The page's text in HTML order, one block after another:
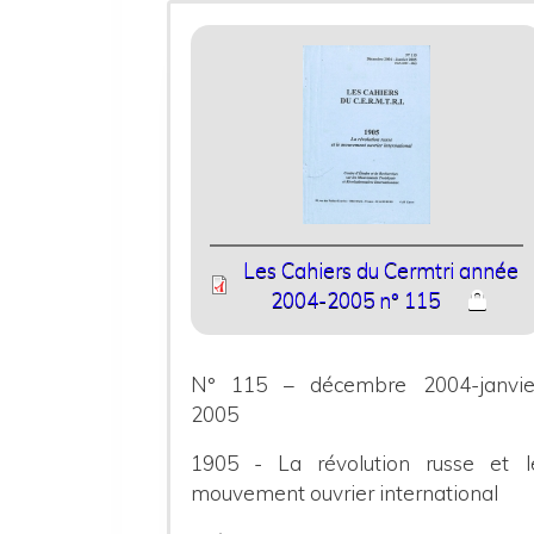
Les Cahiers du Cermtri année
2004-2005 n° 115
N° 115 – décembre 2004-
2005
1905 - La révolution russe et
mouvement ouvrier international